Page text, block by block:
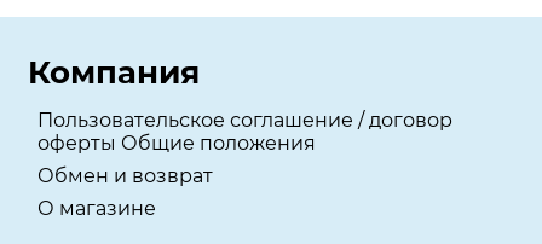
Компания
Пользовательское соглашение / договор
оферты Общие положения
Обмен и возврат
О магазине